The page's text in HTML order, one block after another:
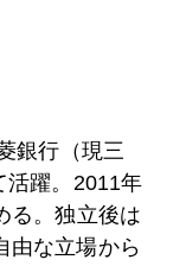
銀行（現三
活躍。2011年
る。独立後は
由な立場から